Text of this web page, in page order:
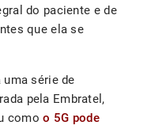
do paciente e de
que ela se
série de
pela Embratel,
comoo 5G pode